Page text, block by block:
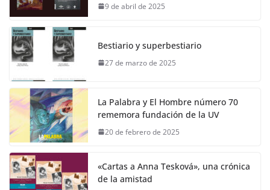
9 de abril de 2025
Bestiario y superbestiario
27 de marzo de 2025
La Palabra y El Hombre número 70
rememora fundación de la UV
20 de febrero de 2025
«Cartas a Anna Tesková», una crónica
de la amistad